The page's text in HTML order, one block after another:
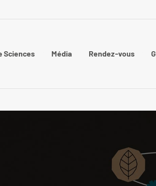
Sciences Média Rendez-vous